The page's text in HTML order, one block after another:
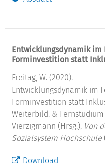
Entwicklungsdynamik
Forminvestition statt
Freitag, W. (2020).
Entwicklungsdynamik im
Forminvestition statt
Weiterbild. & Fernstudium
Vierzigmann (Hrsg.), Von
Sozialsystem Hochschule
Download